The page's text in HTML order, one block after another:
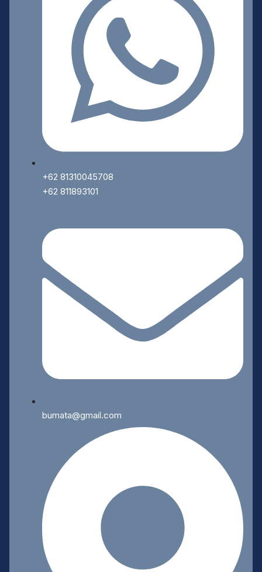
+62 81310045708
+62 811893101
bumata@gmail.com